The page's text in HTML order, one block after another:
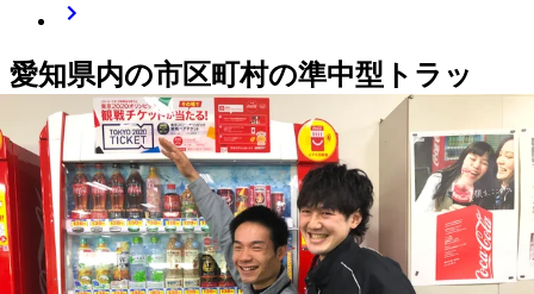
愛知県内の市区町村の準中型トラッ
ク・準中型免許ドライバー 求人を探す
名古屋市千種区名古屋市北区名古屋市西区 名古屋市中村区名
古屋市中区名古屋市昭和区名古屋市瑞穂区名古屋市熱田区名
古屋市中川区名古屋市港区名古屋市南区名古屋市守山区名古
屋市緑区名古屋市名東区豊橋市 岡崎市一宮市 瀬戸市半田市
春
日井市豊川市碧南市豊田市安城市西尾市 犬山市 常滑市
江南市